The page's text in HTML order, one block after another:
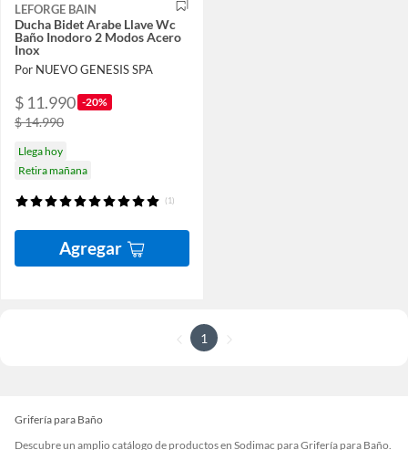
LEFORGE BAIN
Ducha Bidet Arabe Llave Wc
Baño Inodoro 2 Modos Acero
Inox
Por NUEVO GENESIS SPA
$ 11.990 -20%
$ 14.990
Llega hoy
Retira mañana
(1)
Agregar
1
Grifería para Baño
Descubre un amplio catálogo de productos en Sodimac para Grifería para Baño.